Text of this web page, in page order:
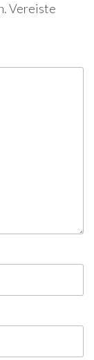
Vereiste